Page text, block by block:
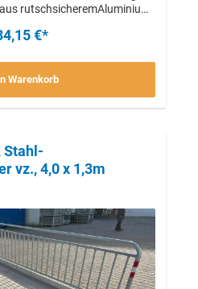
rutschsicheremAluminium
Seitengeländer
oder KAUF
möglich von Mo-Fr 8-16
auch Selbstabholung
€*
Warenkorb
Stahl-
vz., 4,0 x 1,3m